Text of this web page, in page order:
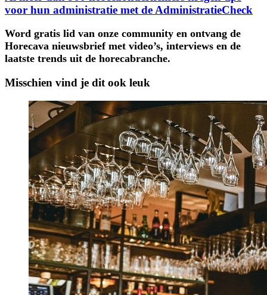
voor hun administratie met de AdministratieCheck
Word gratis lid van onze community en ontvang de
Horecava nieuwsbrief met video’s, interviews en de
laatste trends uit de horecabranche.
Misschien vind je dit ook leuk